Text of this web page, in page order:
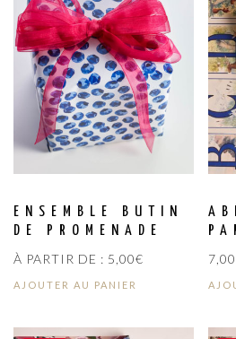
ENSEMBLE BUTIN
DE PROMENADE
À PARTIR DE : 5,00€
AJOUTER AU PANIER
7,00